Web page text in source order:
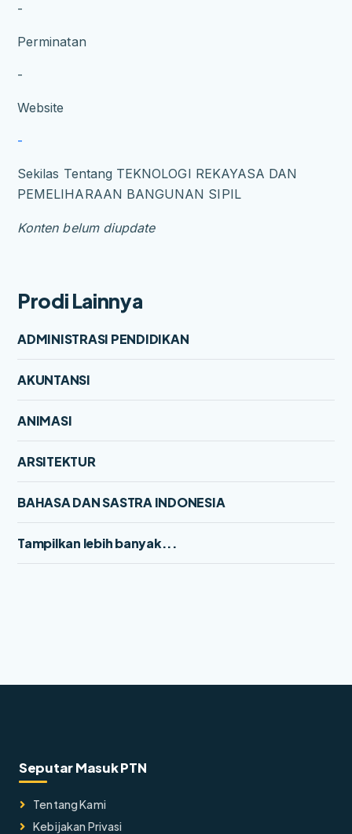
-
Perminatan
-
Website
-
Sekilas Tentang TEKNOLOGI REKAYASA DAN
PEMELIHARAAN BANGUNAN SIPIL
Konten belum diupdate
Prodi Lainnya
ADMINISTRASI PENDIDIKAN
AKUNTANSI
ANIMASI
ARSITEKTUR
BAHASA DAN SASTRA INDONESIA
Tampilkan lebih banyak...
Seputar Masuk PTN
Tentang Kami
Kebijakan Privasi